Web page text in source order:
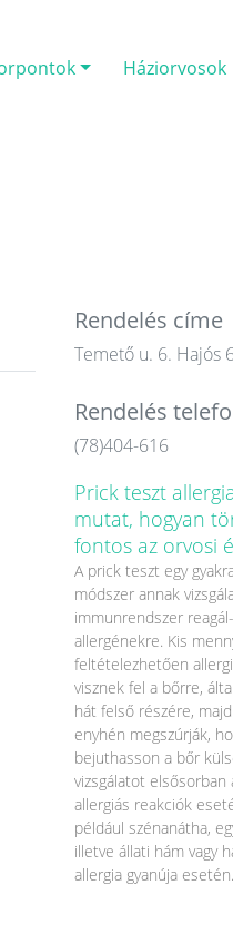
Háziorvosok
Rendelés címe
Temető u. 6. Hajós
Rendelés
(78)404-616
Prick teszt
mutat, hogyan
fontos az orvosi
A prick teszt egy
módszer annak
immunrendszer
allergénekre. Kis
feltételezhetően
visznek fel a bőrre,
hát felső részére,
enyhén megszúrják,
bejuthasson a bőr
vizsgálatot elsősorban
allergiás reakciók
például szénanátha,
illetve állati hám vagy
allergia gyanúja esetén.